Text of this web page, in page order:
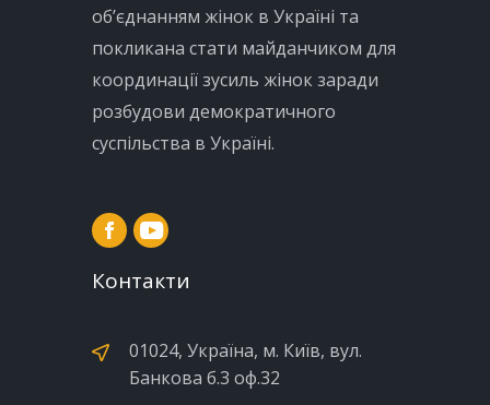
об’єднанням жінок в Україні та
покликана стати майданчиком для
координації зусиль жінок заради
розбудови демократичного
суспільства в Україні.
Контакти
01024, Україна, м. Київ, вул.
Банкова б.3 оф.32